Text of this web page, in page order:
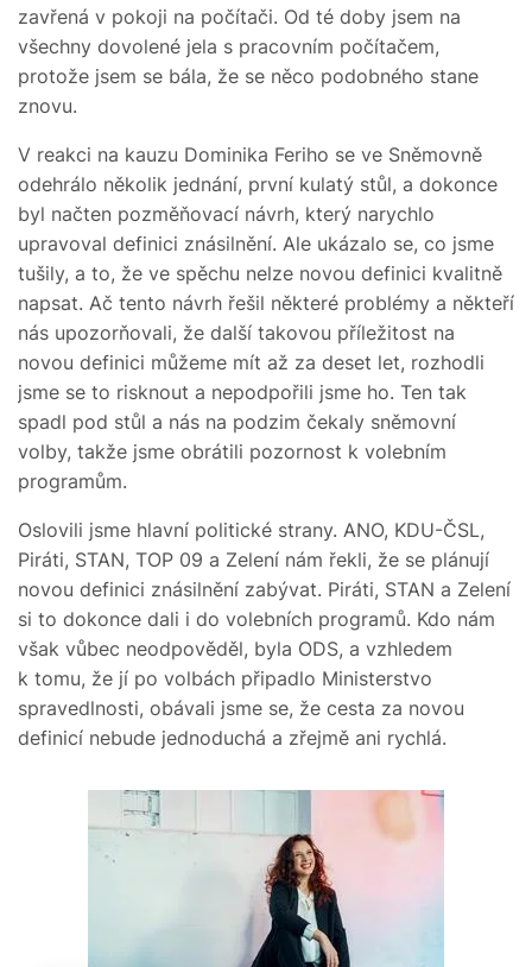
zavřená v pokoji na počítači. Od té doby jsem na
všechny dovolené jela s pracovním počítačem,
protože jsem se bála, že se něco podobného stane
znovu.
V reakci na kauzu Dominika Feriho se ve Sněmovně
odehrálo několik jednání, první kulatý stůl, a dokonce
byl načten pozměňovací návrh, který narychlo
upravoval definici znásilnění. Ale ukázalo se, co jsme
tušily, a to, že ve spěchu nelze novou definici kvalitně
napsat. Ač tento návrh řešil některé problémy a někteří
nás upozorňovali, že další takovou příležitost na
novou definici můžeme mít až za deset let, rozhodli
jsme se to risknout a nepodpořili jsme ho. Ten tak
spadl pod stůl a nás na podzim čekaly sněmovní
volby, takže jsme obrátili pozornost k volebním
programům.
Oslovili jsme hlavní politické strany. ANO, KDU-ČSL,
Piráti, STAN, TOP 09 a Zelení nám řekli, že se plánují
novou definici znásilnění zabývat. Piráti, STAN a Zelení
si to dokonce dali i do volebních programů. Kdo nám
však vůbec neodpověděl, byla ODS, a vzhledem
k tomu, že jí po volbách připadlo Ministerstvo
spravedlnosti, obávali jsme se, že cesta za novou
definicí nebude jednoduchá a zřejmě ani rychlá.